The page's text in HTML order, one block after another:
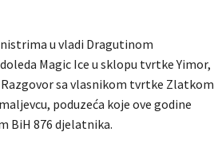
u vladi Dragutinom
Magic Ice u sklopu tvrtke Yimor,
Razgovor sa vlasnikom tvrtke Zlatkom
poduzeća koje ove godine
BiH 876 djelatnika.